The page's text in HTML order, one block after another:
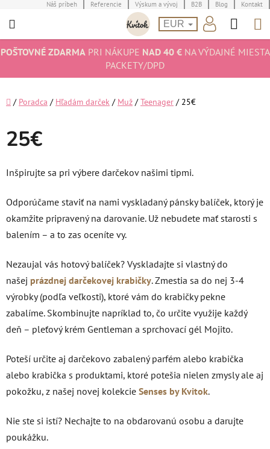
na
Náš príbeh Referencie Výskum a vývoj B2B Blog Kontakt
EUR
POŠTOVNÉ ZDARMAPRI NÁKUPE NAD 40 €NA VÝDAJNÉ MIESTA
PACKETY/DPD
Domov
/ Poradca / Hľadám darček / Muž / Teenager / 25€
25€
Inšpirujte sa pri výbere darčekov našimi tipmi.
Odporúčame staviť na nami vyskladaný pánsky balíček, ktorý je
okamžite pripravený na darovanie. Už nebudete mať starosti s
balením – a to zas oceníte vy.
Nezaujal vás hotový balíček? Vyskladajte si vlastný do
našej prázdnej darčekovej krabičky. Zmestia sa do nej 3-4
výrobky (podľa veľkosti), ktoré vám do krabičky pekne
zabalíme. Skombinujte napríklad to, čo určite využije každý
deň – pleťový krém Gentleman a sprchovací gél Mojito.
Poteší určite aj darčekovo zabalený parfém alebo krabička
alebo krabička s produktami, ktoré potešia nielen zmysly ale aj
pokožku, z našej novej kolekcie Senses by Kvitok.
Nie ste si istí? Nechajte to na obdarovanú osobu a darujte
poukážku.